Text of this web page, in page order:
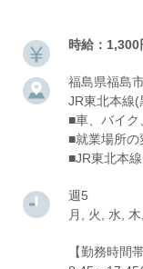
時給：1,300
福島県福島
JR東北本線(
■車、バイク
■就業場所の
■JR東北本
週5
月, 火, 水,
【勤務時間